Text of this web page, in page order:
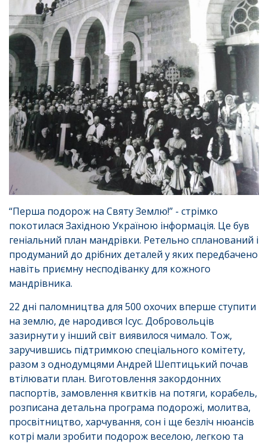
“Перша подорож на Святу Землю!” - стрімко
покотилася Західною Україною інформація. Це був
геніальний план мандрівки. Ретельно спланований і
продуманий до дрібних деталей у яких передбачено
навіть приємну несподіванку для кожного
мандрівника.
22 дні паломництва для 500 охочих вперше ступити
на землю, де народився Ісус. Добровольців
зазирнути у інший світ виявилося чимало. Тож,
заручившись підтримкою спеціального комітету,
разом з однодумцями Андрей Шептицький почав
втілювати план. Виготовлення закордонних
паспортів, замовлення квитків на потяги, корабель,
розписана детальна програма подорожі, молитва,
просвітництво, харчування, сон і ще безліч нюансів
котрі мали зробити подорож веселою, легкою та